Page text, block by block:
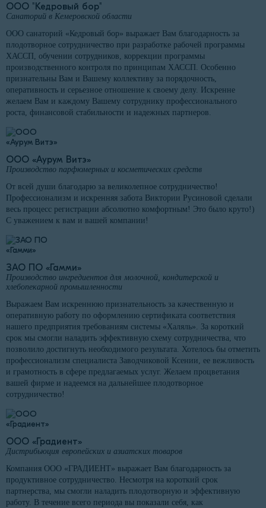
ООО "Кедровый бор"
Санаторий в Кемеровской области
ООО санаторий «Кедровый бор» выражает Вам благодарность за
плодотворное сотрудничество при разработке рабочей программы
ХАССП, обучении сотрудников, коррекции программы
производственного контроля по принципам ХАССП. Особенно
признательны Вам и Вашему коллективу за порядочность,
оперативность и серьезное отношение к своему делу. Искренне
желаем Вам и каждому Вашему сотруднику профессионального
роста, финансовой стабильности и надежных партнеров.
ООО «Аурум Витэ»
Производство парфюмерных и косметических средств
От всей души благодарю за великолепное сотрудничество!
Профессионализм и искренняя забота Виктории Русиновой сделали
весь процесс регистрации абсолютно комфортным! Это было круто!)
С уважением к вам и вашей компании!
ЗАО ПО «Гамми»
Производство ингредиентов для молочной, кондитерской и
хлебопекарной промышленности
Выражаем Вам искреннюю признательность за качественную и
оперативную работу по оформлению сертификата соответствия
нашего предприятия требованиям системы «Халяль». За короткий
срок мы смогли наладить эффективную схему сотрудничества, что
позволило достигнуть необходимого результата. Хотелось бы отметить
профессионализм специалиста Заводчиковой Ксении, ее вежливость
и грамотность в сфере предлагаемых услуг. Желаем процветания
вашей фирме и надеемся на дальнейшее плодотворное
сотрудничество!
ООО «Градиент»
Дистрибьюция европейских и азиатских товаров
Компания ООО «ГРАДИЕНТ» выражает Вам благодарность за
продуктивное сотрудничество. Несмотря на короткий срок
партнерства, мы смогли наладить плодотворную и эффективную
работу. В течение всего периода вы показали себя, как